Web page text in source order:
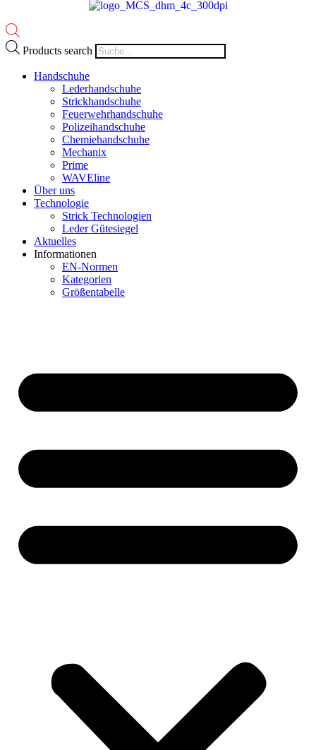
Products search
Handschuhe
Lederhandschuhe
Strickhandschuhe
Feuerwehrhandschuhe
Polizeihandschuhe
Chemiehandschuhe
Mechanix
Prime
WAVEline
Über uns
Technologie
Strick Technologien
Leder Gütesiegel
Aktuelles
Informationen
EN-Normen
Kategorien
Größentabelle